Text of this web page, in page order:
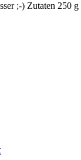
;-) Zutaten